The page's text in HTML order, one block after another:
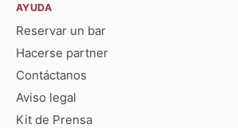
AYUDA
Reservar un bar
Hacerse partner
Contáctanos
Aviso legal
Kit de Prensa